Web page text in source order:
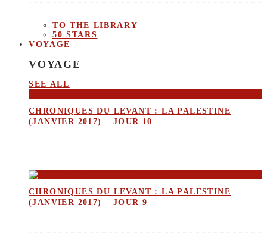
TO THE LIBRARY
50 STARS
VOYAGE
VOYAGE
SEE ALL
CHRONIQUES DU LEVANT : LA PALESTINE
(JANVIER 2017) – JOUR 10
CHRONIQUES DU LEVANT : LA PALESTINE
(JANVIER 2017) – JOUR 9